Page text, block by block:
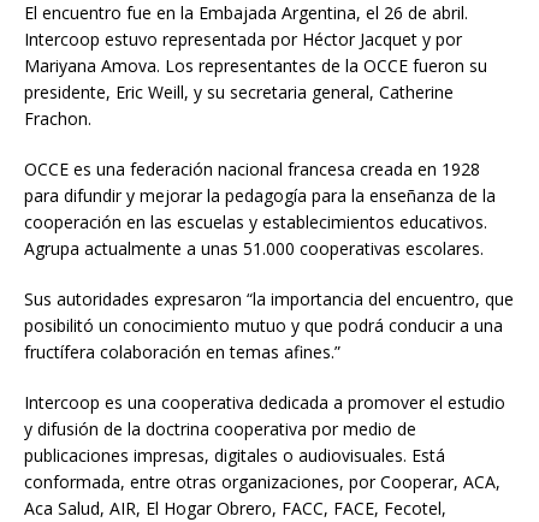
El encuentro fue en la Embajada Argentina, el 26 de abril.
Intercoop estuvo representada por Héctor Jacquet y por
Mariyana Amova. Los representantes de la OCCE fueron su
presidente, Eric Weill, y su secretaria general, Catherine
Frachon.
OCCE es una federación nacional francesa creada en 1928
para difundir y mejorar la pedagogía para la enseñanza de la
cooperación en las escuelas y establecimientos educativos.
Agrupa actualmente a unas 51.000 cooperativas escolares.
Sus autoridades expresaron “la importancia del encuentro, que
posibilitó un conocimiento mutuo y que podrá conducir a una
fructífera colaboración en temas afines.”
Intercoop es una cooperativa dedicada a promover el estudio
y difusión de la doctrina cooperativa por medio de
publicaciones impresas, digitales o audiovisuales. Está
conformada, entre otras organizaciones, por Cooperar, ACA,
Aca Salud, AIR, El Hogar Obrero, FACC, FACE, Fecotel,